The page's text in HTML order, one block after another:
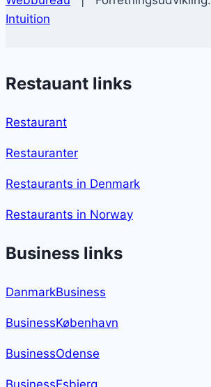
Intuition
Restauant links
Restaurant
Restauranter
Restaurants in Denmark
Restaurants in Norway
Business links
DanmarkBusiness
BusinessKøbenhavn
BusinessOdense